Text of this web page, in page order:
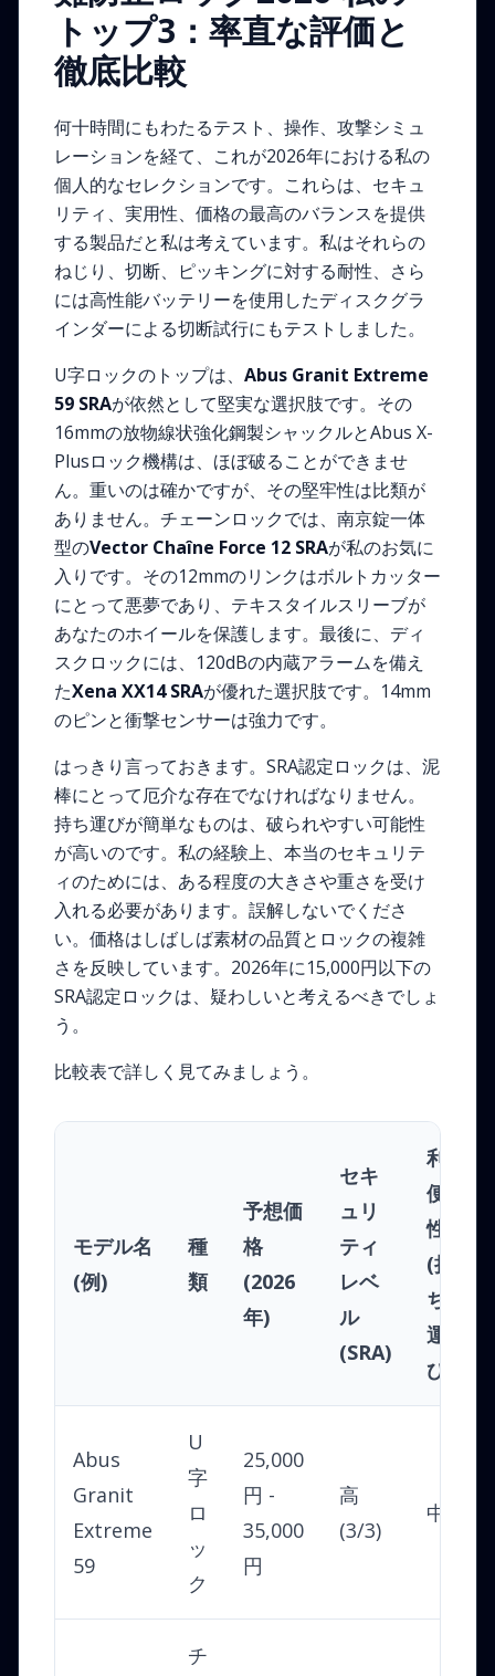
トップ3：率直な評価と
徹底比較
何十時間にもわたるテスト、操作、攻撃シミュ
レーションを経て、これが2026年における私の
個人的なセレクションです。これらは、セキュ
リティ、実用性、価格の最高のバランスを提供
する製品だと私は考えています。私はそれらの
ねじり、切断、ピッキングに対する耐性、さら
には高性能バッテリーを使用したディスクグラ
インダーによる切断試行にもテストしました。
U字ロックのトップは、 Abus Granit Extreme
59 SRAが依然として堅実な選択肢です。その
16mmの放物線状強化鋼製シャックルとAbus X-
Plusロック機構は、ほぼ破ることができませ
ん。重いのは確かですが、その堅牢性は比類が
ありません。チェーンロックでは、南京錠一体
型のVector Chaîne Force 12 SRAが私のお気に
入りです。その12mmのリンクはボルトカッター
にとって悪夢であり、テキスタイルスリーブが
あなたのホイールを保護します。最後に、ディ
スクロックには、120dBの内蔵アラームを備え
たXena XX14 SRAが優れた選択肢です。14mm
のピンと衝撃センサーは強力です。
はっきり言っておきます。SRA認定ロックは、泥
棒にとって厄介な存在でなければなりません。
持ち運びが簡単なものは、破られやすい可能性
が高いのです。私の経験上、本当のセキュリテ
ィのためには、ある程度の大きさや重さを受け
入れる必要があります。誤解しないでくださ
い。価格はしばしば素材の品質とロックの複雑
さを反映しています。2026年に15,000円以下の
SRA認定ロックは、疑わしいと考えるべきでしょ
う。
比較表で詳しく見てみましょう。
モデル名
(例)
種
類
予想価
格
(2026
年)
セキ
ュリ
ティ
レベ
ル
(SRA)
利
便
性
(持
ち
運
び)
Abus
Granit
Extreme
59
U
字
ロ
ッ
ク
25,000
円 -
35,000
円
高
(3/3)
中
チ